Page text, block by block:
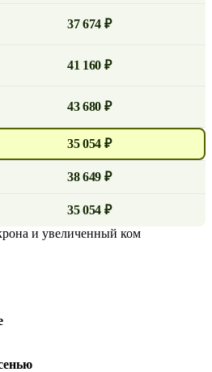
37 674 ₽
41 160 ₽
43 680 ₽
35 054 ₽
38 649 ₽
35 054 ₽
и увеличенный ком